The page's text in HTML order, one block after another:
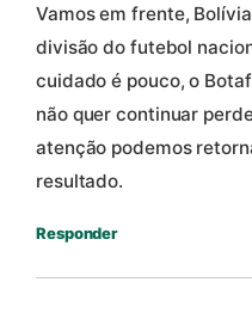
Vamos em frente,
divisão do futebol
cuidado é pouco, o
não quer continuar
atenção podemos
resultado.
Responder